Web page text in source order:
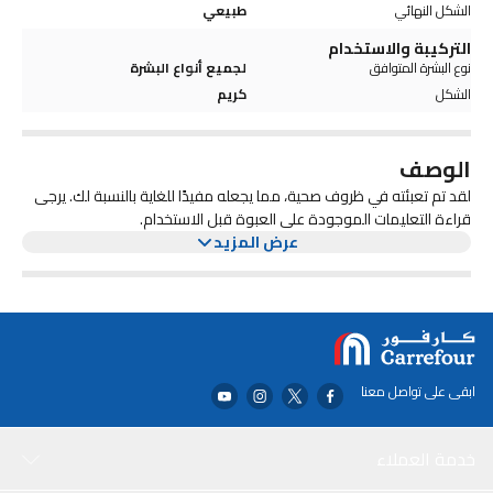
الشكل النهائي طبيعي
التركيبة والاستخدام
نوع البشرة المتوافق
لجميع أنواع البشرة
الشكل
كريم
الوصف
لقد تم تعبئته في ظروف صحية، مما يجعله مفيدًا للغاية بالنسبة لك. يرجى
قراءة التعليمات الموجودة على العبوة قبل الاستخدام.
عرض المزيد
ابقى على تواصل معنا